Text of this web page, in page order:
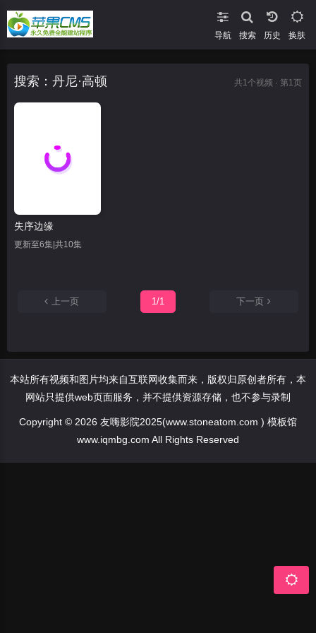
导航 搜索 换肤
搜索：丹尼·高顿 共1 个视频 · 第1页
失序边缘
更新至6集|共10集
上一页 1/1 下一页
本站所有视频和图片均来自互联网收集而来，版权归原创者所有，本
网站只提供web页面服务，并不提供资源存储，也不参与录制
Copyright © 2026 友嗨影院2025(www.stoneatom.com ) 模板馆
www.iqmbg.com All Rights Reserved